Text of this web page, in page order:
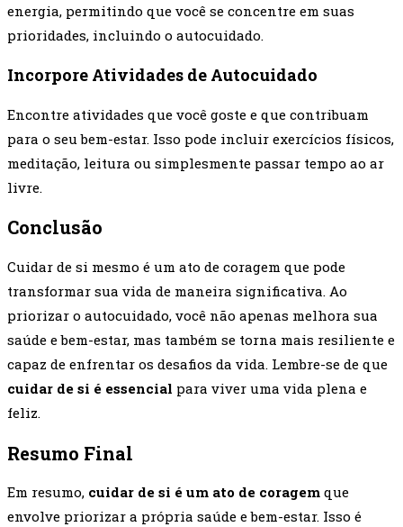
energia, permitindo que você se concentre em suas
prioridades, incluindo o autocuidado.
Incorpore Atividades de Autocuidado
Encontre atividades que você goste e que contribuam
para o seu bem-estar. Isso pode incluir exercícios físicos,
meditação, leitura ou simplesmente passar tempo ao ar
livre.
Conclusão
Cuidar de si mesmo é um ato de coragem que pode
transformar sua vida de maneira significativa. Ao
priorizar o autocuidado, você não apenas melhora sua
saúde e bem-estar, mas também se torna mais resiliente e
capaz de enfrentar os desafios da vida. Lembre-se de que
cuidar de si é essencial para viver uma vida plena e
feliz.
Resumo Final
Em resumo, cuidar de si é um ato de coragem que
envolve priorizar a própria saúde e bem-estar. Isso é